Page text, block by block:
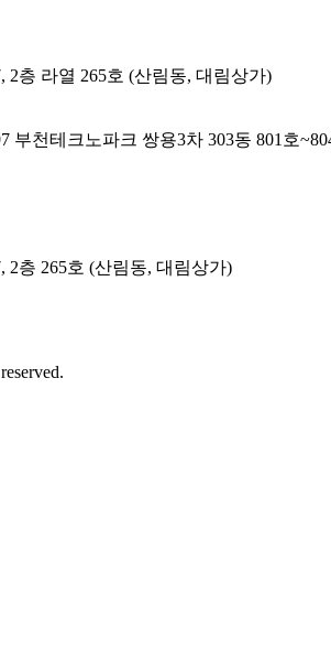
2층 라열 265호 (산림동, 대림상가)
부천테크노파크 쌍용3차 303동 801호
2층 265호 (산림동, 대림상가)